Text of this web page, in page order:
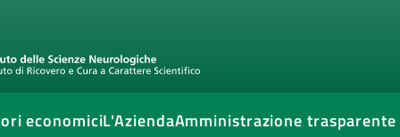
economiciL'AziendaAmministrazione trasparente